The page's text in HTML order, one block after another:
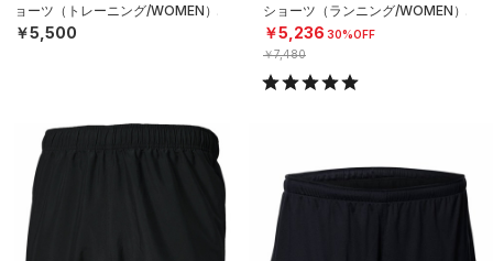
ョーツ（トレーニング/WOMEN）
￥5,500
ショーツ（ランニング/WOMEN）
￥5,236 30%OFF
￥7,480